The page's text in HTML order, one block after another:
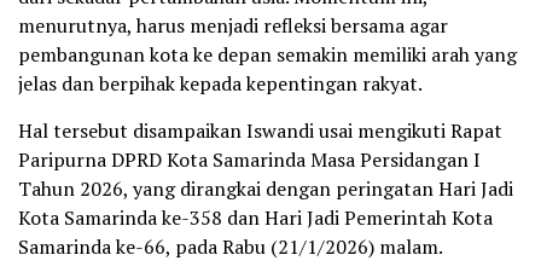
menurutnya, harus menjadi refleksi bersama agar
pembangunan kota ke depan semakin memiliki arah yang
jelas dan berpihak kepada kepentingan rakyat.
Hal tersebut disampaikan Iswandi usai mengikuti Rapat
Paripurna DPRD Kota Samarinda Masa Persidangan I
Tahun 2026, yang dirangkai dengan peringatan Hari Jadi
Kota Samarinda ke-358 dan Hari Jadi Pemerintah Kota
Samarinda ke-66, pada Rabu (21/1/2026) malam.